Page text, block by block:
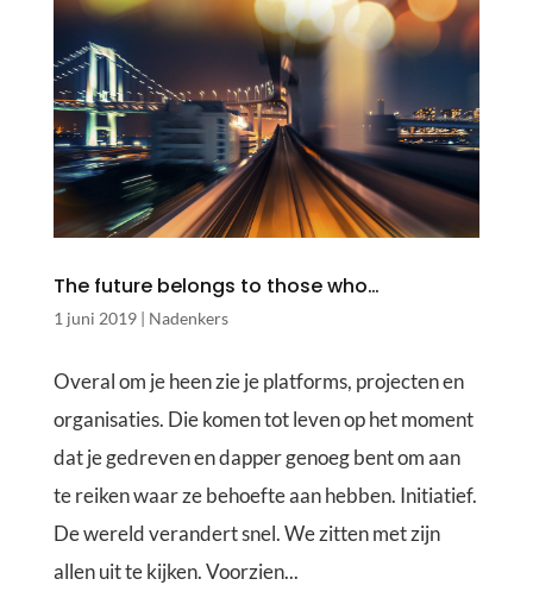
The future belongs to those who…
1 juni 2019| Nadenkers
Overal om je heen zie je platforms, projecten en
organisaties. Die komen tot leven op het moment
dat je gedreven en dapper genoeg bent om aan
te reiken waar ze behoefte aan hebben. Initiatief.
De wereld verandert snel. We zitten met zijn
allen uit te kijken. Voorzien...